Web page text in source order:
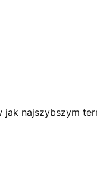
najszybszym